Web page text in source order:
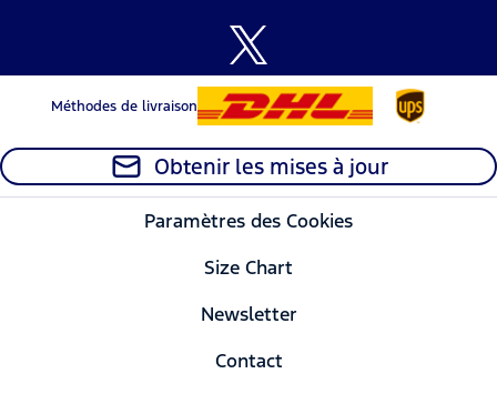
Méthodes de livraison
Obtenir les mises à jour
Paramètres des Cookies
Size Chart
Newsletter
Contact